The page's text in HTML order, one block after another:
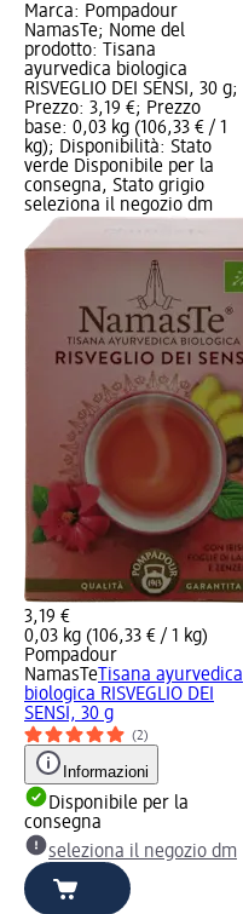
Marca: Pompadour
NamasTe; Nome del
prodotto: Tisana
ayurvedica biologica
RISVEGLIO DEI SENSI, 30 g;
Prezzo: 3,19 €; Prezzo
base: 0,03 kg (106,33 € / 1
kg); Disponibilità: Stato
verde Disponibile per la
consegna, Stato grigio
seleziona il negozio dm
3,19 €
0,03 kg (106,33 € / 1 kg)
Pompadour
NamasTe Tisana ayurvedica
biologica RISVEGLIO DEI
SENSI, 30 g
(2)
Informazioni
Disponibile per la
consegna
seleziona il negozio dm